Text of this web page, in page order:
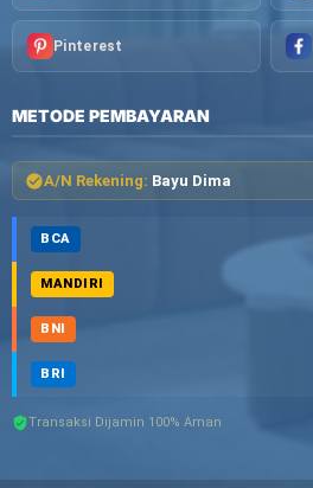
Pinterest
METODE PEMBAYARAN
A/N Rekening: Bayu Dima
BCA
MANDIRI
BNI
BRI
Transaksi Dijamin 100% Aman